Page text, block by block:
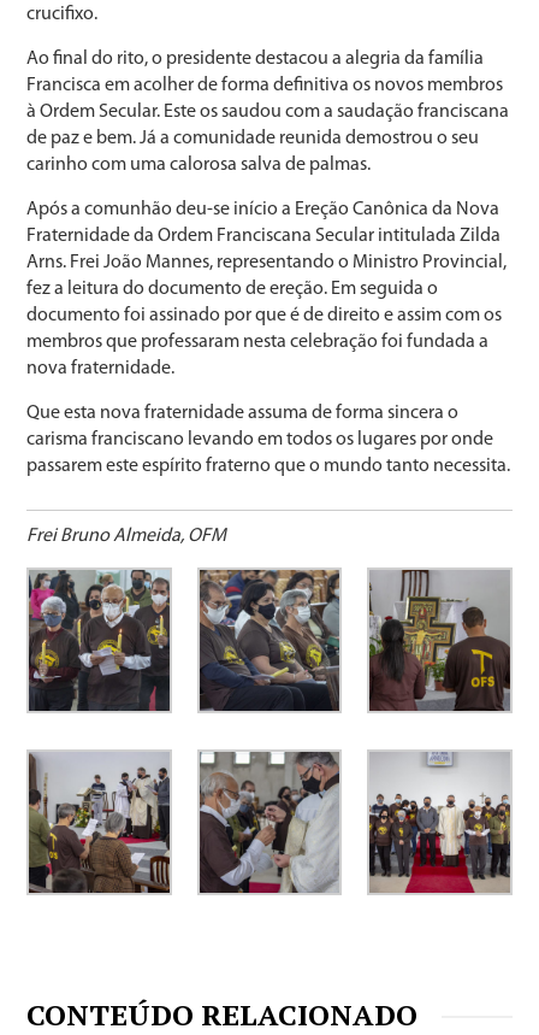
crucifixo.
Ao final do rito, o presidente destacou a alegria da família
Francisca em acolher de forma definitiva os novos membros
à Ordem Secular. Este os saudou com a saudação franciscana
de paz e bem. Já a comunidade reunida demostrou o seu
carinho com uma calorosa salva de palmas.
Após a comunhão deu-se início a Ereção Canônica da Nova
Fraternidade da Ordem Franciscana Secular intitulada Zilda
Arns. Frei João Mannes, representando o Ministro Provincial,
fez a leitura do documento de ereção. Em seguida o
documento foi assinado por que é de direito e assim com os
membros que professaram nesta celebração foi fundada a
nova fraternidade.
Que esta nova fraternidade assuma de forma sincera o
carisma franciscano levando em todos os lugares por onde
passarem este espírito fraterno que o mundo tanto necessita.
Frei Bruno Almeida, OFM
CONTEÚDO RELACIONADO